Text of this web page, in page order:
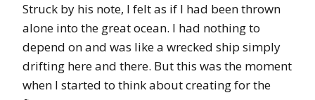
Struck by his note, I felt as if I had been thrown
alone into the great ocean. I had nothing to
depend on and was like a wrecked ship simply
drifting here and there. But this was the moment
when I started to think about creating for the